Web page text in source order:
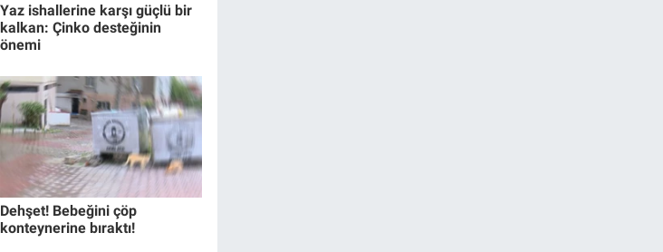
Yaz ishallerine karşı güçlü bir
kalkan: Çinko desteğinin
önemi
Dehşet! Bebeğini çöp
konteynerine bıraktı!